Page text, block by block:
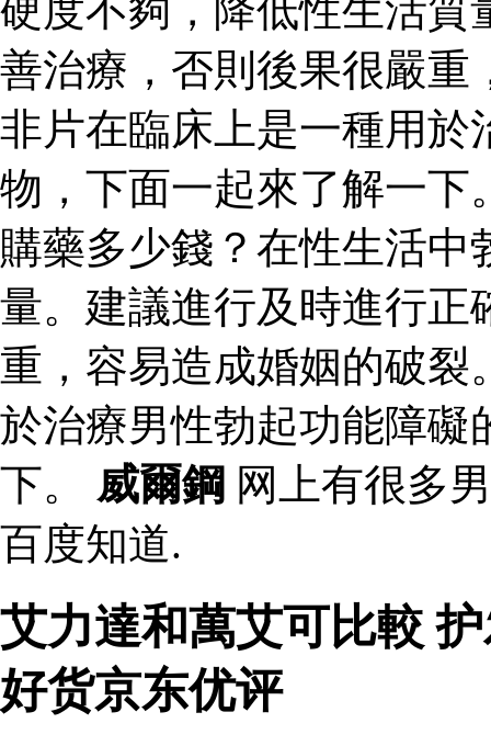
硬度不夠，降低性生活質
善治療，否則後果很嚴重
非片在臨床上是一種用於
物，下面一起來了解一下
購藥多少錢？在性生活
量。建議進行及時進行正
重，容易造成婚姻的破裂
於治療男性勃起功能障礙
下。 威爾鋼 网上有很多
百度知道.
艾力達和萬艾可比較
好货京东优评